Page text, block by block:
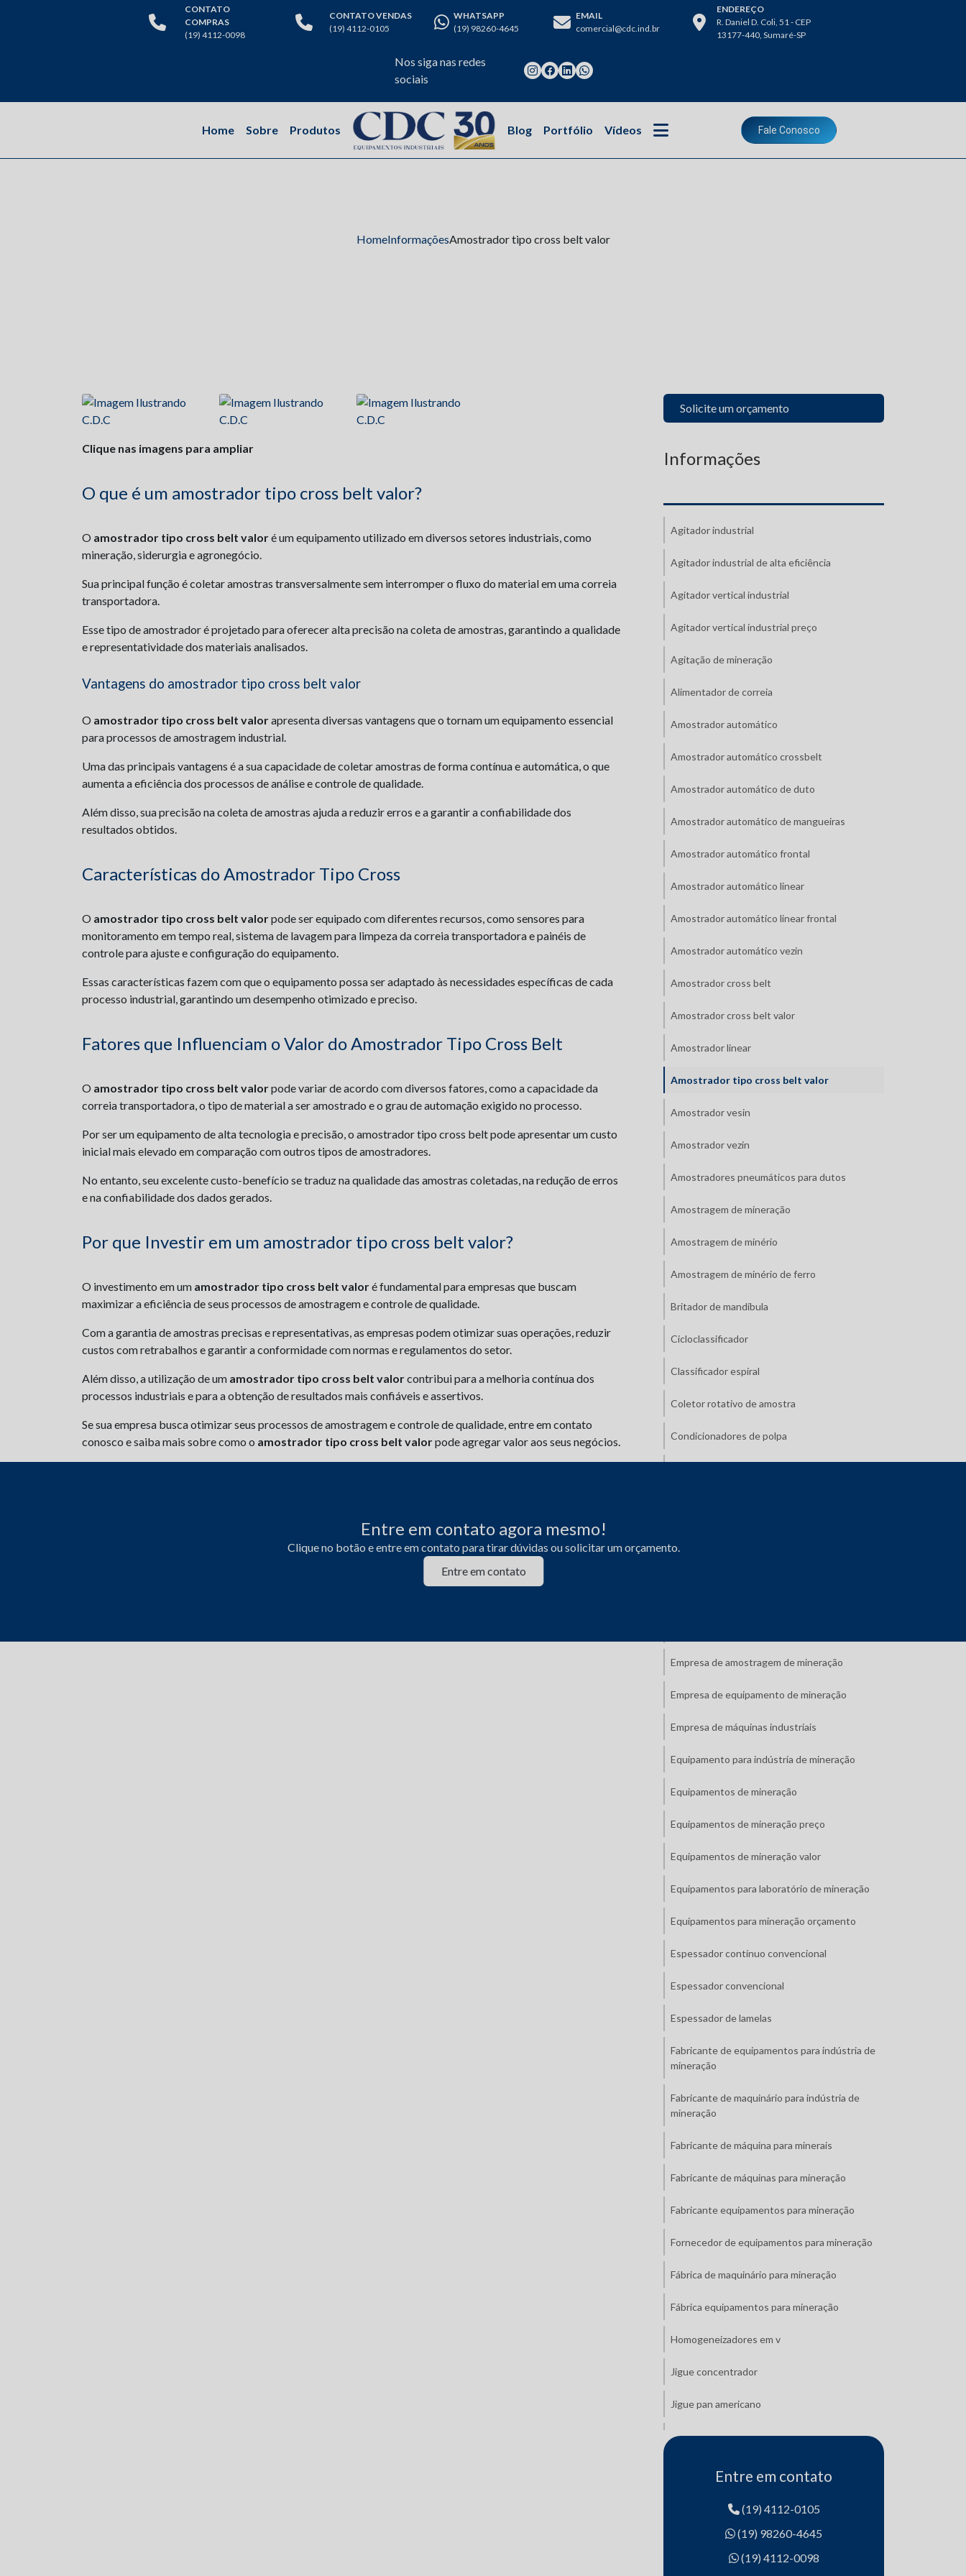
CONTATO
COMPRAS
(19) 4112-0098
CONTATO VENDAS
(19) 4112-0105
WHATSAPP
(19) 98260-4645
EMAIL
comercial@cdc.ind.br
ENDEREÇO
R. Daniel D. Coli, 51 - CEP
13177-440, Sumaré-SP
Nos siga nas redes
sociais
Home Sobre Produtos Blog Portfólio Vídeos Fale Conosco
HomeInformaçõesAmostrador tipo cross belt valor
Clique nas imagens para ampliar
O que é um amostrador tipo cross belt valor?
O amostrador tipo cross belt valoré um equipamento utilizado em diversos setores industriais, como
mineração, siderurgia e agronegócio.
Sua principal função é coletar amostras transversalmente sem interromper o fluxo do material em uma correia
transportadora.
Esse tipo de amostrador é projetado para oferecer alta precisão na coleta de amostras, garantindo a qualidade
e representatividade dos materiais analisados.
Vantagens do amostrador tipo cross belt valor
O amostrador tipo cross belt valorapresenta diversas vantagens que o tornam um equipamento essencial
para processos de amostragem industrial.
Uma das principais vantagens é a sua capacidade de coletar amostras de forma contínua e automática, o que
aumenta a eficiência dos processos de análise e controle de qualidade.
Além disso, sua precisão na coleta de amostras ajuda a reduzir erros e a garantir a confiabilidade dos
resultados obtidos.
Características do Amostrador Tipo Cross
O amostrador tipo cross belt valorpode ser equipado com diferentes recursos, como sensores para
monitoramento em tempo real, sistema de lavagem para limpeza da correia transportadora e painéis de
controle para ajuste e configuração do equipamento.
Essas características fazem com que o equipamento possa ser adaptado às necessidades específicas de cada
processo industrial, garantindo um desempenho otimizado e preciso.
Fatores que Influenciam o Valor do Amostrador Tipo Cross Belt
O amostrador tipo cross belt valorpode variar de acordo com diversos fatores, como a capacidade da
correia transportadora, o tipo de material a ser amostrado e o grau de automação exigido no processo.
Por ser um equipamento de alta tecnologia e precisão, o amostrador tipo cross belt pode apresentar um custo
inicial mais elevado em comparação com outros tipos de amostradores.
No entanto, seu excelente custo-benefício se traduz na qualidade das amostras coletadas, na redução de erros
e na confiabilidade dos dados gerados.
Por que Investir em um amostrador tipo cross belt valor?
O investimento em um amostrador tipo cross belt valoré fundamental para empresas que buscam
maximizar a eficiência de seus processos de amostragem e controle de qualidade.
Com a garantia de amostras precisas e representativas, as empresas podem otimizar suas operações, reduzir
custos com retrabalhos e garantir a conformidade com normas e regulamentos do setor.
Além disso, a utilização de um amostrador tipo cross belt valorcontribui para a melhoria contínua dos
processos industriais e para a obtenção de resultados mais confiáveis e assertivos.
Se sua empresa busca otimizar seus processos de amostragem e controle de qualidade, entre em contato
conosco e saiba mais sobre como o amostrador tipo cross belt valorpode agregar valor aos seus negócios.
Entre em contato agora mesmo!
Clique no botão e entre em contato para tirar dúvidas ou solicitar um orçamento.
Entre em contato
Solicite um orçamento
Informações
Agitador industrial
Agitador industrial de alta eficiência
Agitador vertical industrial
Agitador vertical industrial preço
Agitação de mineração
Alimentador de correia
Amostrador automático
Amostrador automático crossbelt
Amostrador automático de duto
Amostrador automático de mangueiras
Amostrador automático frontal
Amostrador automático linear
Amostrador automático linear frontal
Amostrador automático vezin
Amostrador cross belt
Amostrador cross belt valor
Amostrador linear
Amostrador tipo cross belt valor
Amostrador vesin
Amostrador vezin
Amostradores pneumáticos para dutos
Amostragem de mineração
Amostragem de minério
Amostragem de minério de ferro
Britador de mandíbula
Cicloclassificador
Classificador espiral
Coletor rotativo de amostra
Condicionadores de polpa
Empresa de amostragem de mineração
Empresa de equipamento de mineração
Empresa de máquinas industriais
Equipamento para indústria de mineração
Equipamentos de mineração
Equipamentos de mineração preço
Equipamentos de mineração valor
Equipamentos para laboratório de mineração
Equipamentos para mineração orçamento
Espessador contínuo convencional
Espessador convencional
Espessador de lamelas
Fabricante de equipamentos para indústria de
mineração
Fabricante de maquinário para indústria de
mineração
Fabricante de máquina para minerais
Fabricante de máquinas para mineração
Fabricante equipamentos para mineração
Fornecedor de equipamentos para mineração
Fábrica de maquinário para mineração
Fábrica equipamentos para mineração
Homogeneizadores em v
Jigue concentrador
Jigue pan americano
Jigue yuba
Jigues trapezoidal
Maquinário para recuperação de minerais
Mesa de concentração gravimétrica
Moinho de barras ou bolas
Entre em contato
(19) 4112-0105
(19) 98260-4645
(19) 4112-0098